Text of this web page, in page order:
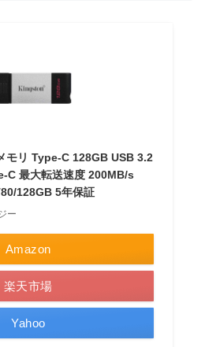
モリ Type-C 128GB USB 3.2
C 最大転送速度 200MB/s
128GB 5年保証
ー
Amazon
楽天市場
Yahoo